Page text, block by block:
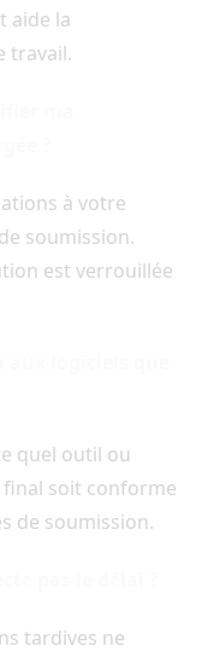
aide la
travail.
à votre
soumission.
est verrouillée
quel outil ou
soit conforme
de soumission.
tardives ne